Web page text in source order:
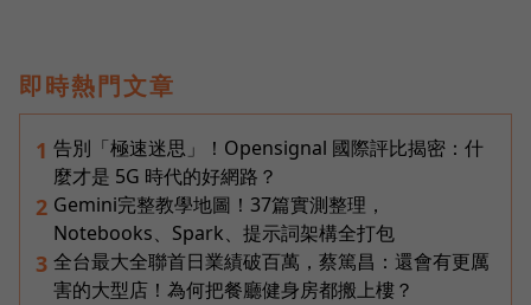
即時熱門文章
1 告別「極速迷思」！Opensignal 國際評比揭密：什
麼才是 5G 時代的好網路？
2 Gemini完整教學地圖！37篇實測整理，
Notebooks、Spark、提示詞架構全打包
3 全台最大全聯首日業績破百萬，蔡篤昌：還會有更厲
害的大型店！為何把餐廳健身房都搬上樓？